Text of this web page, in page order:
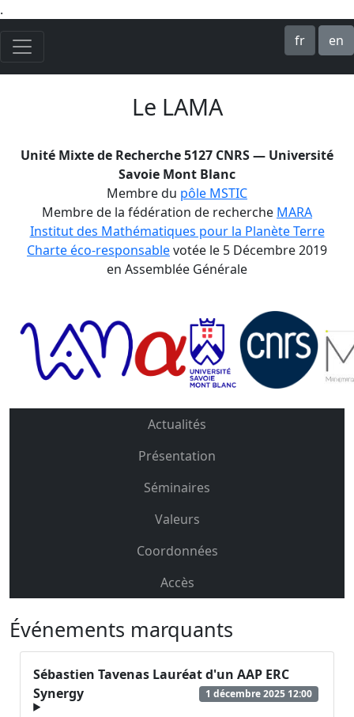
.
fr
en
Le LAMA
Unité Mixte de Recherche 5127 CNRS — Université
Savoie Mont Blanc
Membre du pôle MSTIC
Membre de la fédération de recherche MARA
Institut des Mathématiques pour la Planète Terre
Charte éco-responsablevotée le 5 Décembre 2019
en Assemblée Générale
Actualités
Présentation
Séminaires
Valeurs
Coordonnées
Accès
Événements marquants
Sébastien Tavenas Lauréat d'un AAP ERC
Synergy
1 décembre 2025 12:00